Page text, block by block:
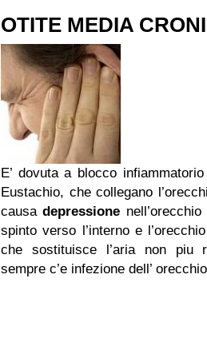
OTITE MEDIA
E’ dovuta a blocco
Eustachio, che collegano
causadepressione
spinto verso l’interno e
che sostituisce l’aria non piu
sempre c’e infezione dell’